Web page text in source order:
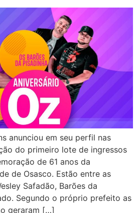
anunciou em seu perfil nas
do primeiro lote de ingressos
de 61 anos da
de Osasco. Estão entre as
Safadão, Barões da
Segundo o próprio prefeito as
geraram […]